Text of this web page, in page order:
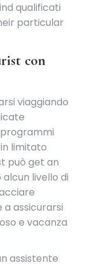
qualificati
particular
con
viaggiando
limitato
può get an
livello di
assicurarsi
e vacanza
assistente